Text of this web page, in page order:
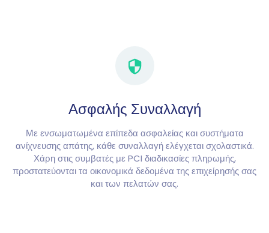
Ασφαλής Συναλλαγή
Με ενσωματωμένα επίπεδα ασφαλείας και συστήματα
ανίχνευσης απάτης, κάθε συναλλαγή ελέγχεται σχολαστικά.
Χάρη στις συμβατές με PCI διαδικασίες πληρωμής,
προστατεύονται τα οικονομικά δεδομένα της επιχείρησής σας
και των πελατών σας.